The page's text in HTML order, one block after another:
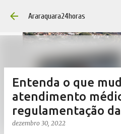
Pular para o
Araraquara24horas
Entenda o que
atendimento
regulamentação
dezembro 30, 2022